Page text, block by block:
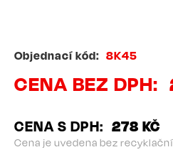
Objednací kód 8K45
CENA BEZ DPH
CENA S DPH 278 KČ
Cena je uvedena bez